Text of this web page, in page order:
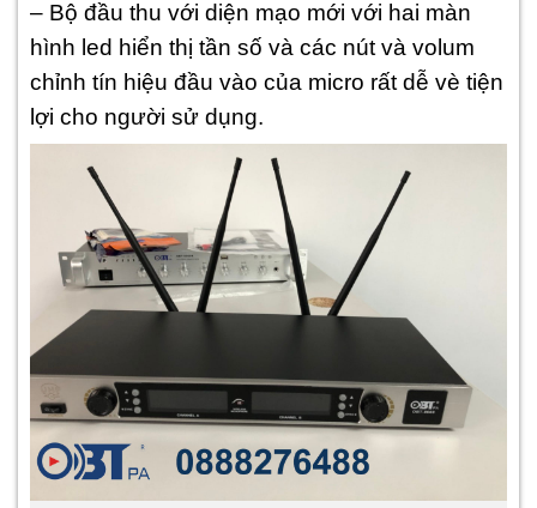
– Bộ đầu thu với diện mạo mới với hai màn
hình led hiển thị tần số và các nút và volum
chỉnh tín hiệu đầu vào của micro rất dễ vè tiện
lợi cho người sử dụng.